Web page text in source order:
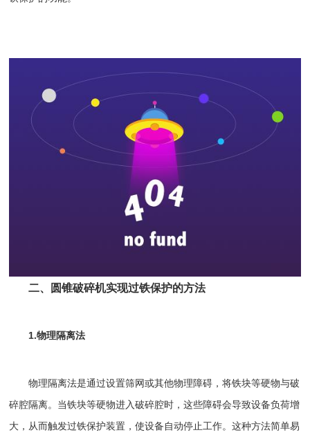
二、圆锥破碎机实现过铁保护的方法
1.物理隔离法
物理隔离法是通过设置筛网或其他物理障碍，将铁块等硬物与破
碎腔隔离。当铁块等硬物进入破碎腔时，这些障碍会导致设备负荷增
大，从而触发过铁保护装置，使设备自动停止工作。这种方法简单易